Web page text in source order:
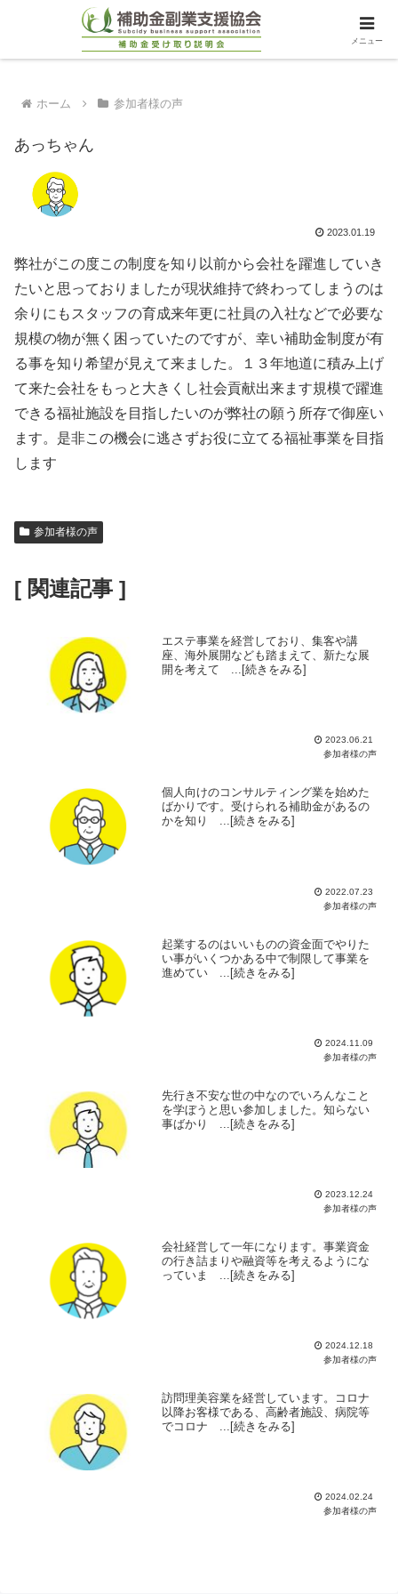
ホーム 参加者様の声
あっちゃん
2023.01.19
弊社がこの度この制度を知り以前から会社を躍進していき
たいと思っておりましたが現状維持で終わってしまうのは
余りにもスタッフの育成来年更に社員の入社などで必要な
規模の物が無く困っていたのですが、幸い補助金制度が有
る事を知り希望が見えて来ました。１３年地道に積み上げ
て来た会社をもっと大きくし社会貢献出来ます規模で躍進
できる福祉施設を目指したいのが弊社の願う所存で御座い
ます。是非この機会に逃さずお役に立てる福祉事業を目指
します
参加者様の声
[ 関連記事 ]
エステ事業を経営しており、集客や講
座、海外展開なども踏まえて、新たな展
開を考えて ...[続きをみる]
2023.06.21
参加者様の声
個人向けのコンサルティング業を始めた
ばかりです。受けられる補助金があるの
かを知り ...[続きをみる]
2022.07.23
参加者様の声
起業するのはいいものの資金面でやりた
い事がいくつかある中で制限して事業を
進めてい ...[続きをみる]
2024.11.09
参加者様の声
先行き不安な世の中なのでいろんなこと
を学ぼうと思い参加しました。知らない
事ばかり ...[続きをみる]
2023.12.24
参加者様の声
会社経営して一年になります。事業資金
の行き詰まりや融資等を考えるようにな
っていま ...[続きをみる]
2024.12.18
参加者様の声
訪問理美容業を経営しています。コロナ
以降お客様である、高齢者施設、病院等
でコロナ ...[続きをみる]
2024.02.24
参加者様の声
メニュー